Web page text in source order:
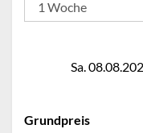
Sa.
Grundpreis